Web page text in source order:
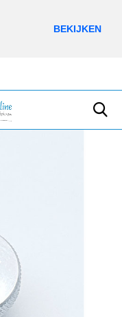
BEKIJKEN